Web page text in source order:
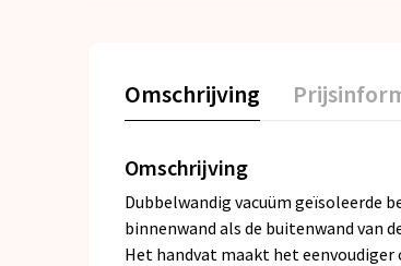
Omschrijving
Omschrijving
Dubbelwandig vacuüm geïsoleerde
binnenwand als de buitenwand van
Het handvat maakt het eenvoudiger